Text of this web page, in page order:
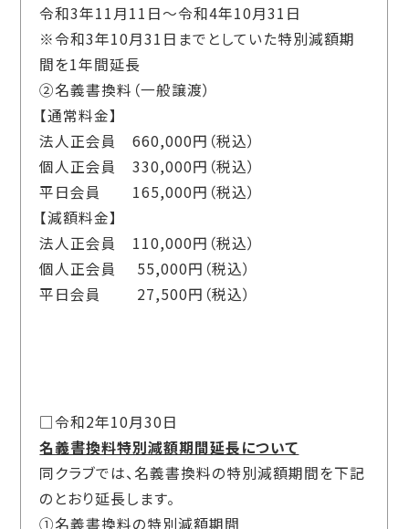
令和3年11月11日～令和4年10月31日
※令和3年10月31日までとしていた特別減額期
間を1年間延長
②名義書換料（一般譲渡）
【通常料金】
法人正会員 660,000円（税込）
個人正会員 330,000円（税込）
平日会員 165,000円（税込）
【減額料金】
法人正会員 110,000円（税込）
個人正会員 55,000円（税込）
平日会員 27,500円（税込）
□令和2年10月30日
名義書換料特別減額期間延長について
同クラブでは、名義書換料の特別減額期間を下記
のとおり延長します。
①名義書換料の特別減額期間